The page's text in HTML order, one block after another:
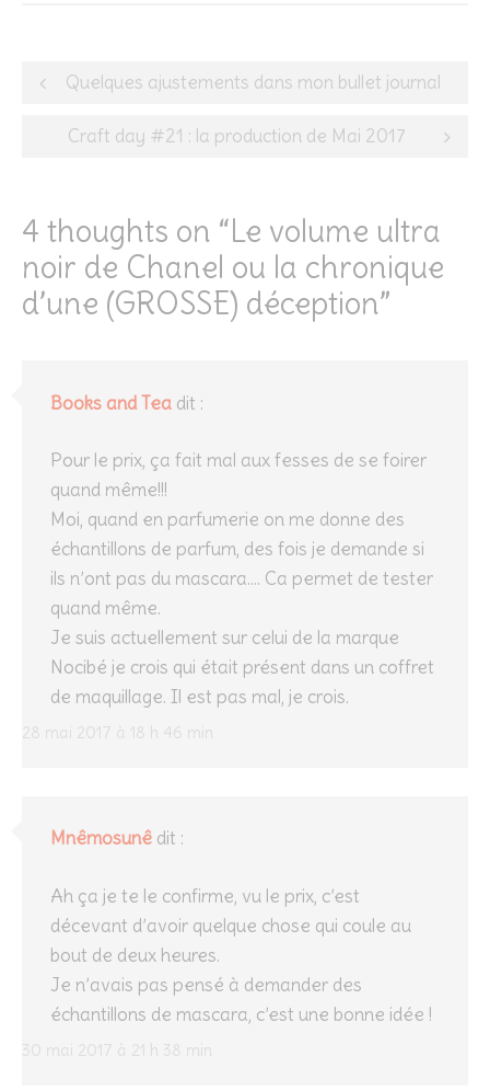
Post
navigation
Quelques ajustements dans mon bullet journal
Craft day #21 : la production de Mai 2017
4 thoughts on “Le volume ultra
noir de Chanel ou la chronique
d’une (GROSSE) déception”
Books and Tea dit :
28 mai 2017 à 18 h 46 min
Pour le prix, ça fait mal aux fesses de se foirer
quand même!!!
Moi, quand en parfumerie on me donne des
échantillons de parfum, des fois je demande si
ils n’ont pas du mascara…. Ca permet de tester
quand même.
Je suis actuellement sur celui de la marque
Nocibé je crois qui était présent dans un coffret
de maquillage. Il est pas mal, je crois.
Mnêmosunê dit :
30 mai 2017 à 21 h 38 min
Ah ça je te le confirme, vu le prix, c’est
décevant d’avoir quelque chose qui coule au
bout de deux heures.
Je n’avais pas pensé à demander des
échantillons de mascara, c’est une bonne idée !